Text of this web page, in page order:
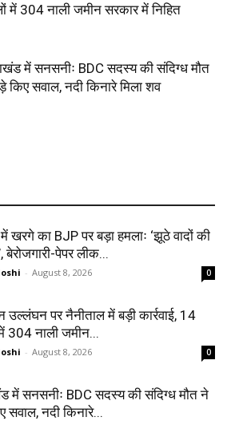
में 304 नाली जमीन सरकार में निहित
में सनसनीः BDC सदस्य की संदिग्ध मौत
किए सवाल, नदी किनारे मिला शव
में खरगे का BJP पर बड़ा हमलाः ‘झूठे वादों की
बेरोजगारी-पेपर लीक...
- August 8, 2026 0
उल्लंघन पर नैनीताल में बड़ी कार्रवाई, 14
304 नाली जमीन...
- August 8, 2026 0
में सनसनीः BDC सदस्य की संदिग्ध मौत ने
सवाल, नदी किनारे...